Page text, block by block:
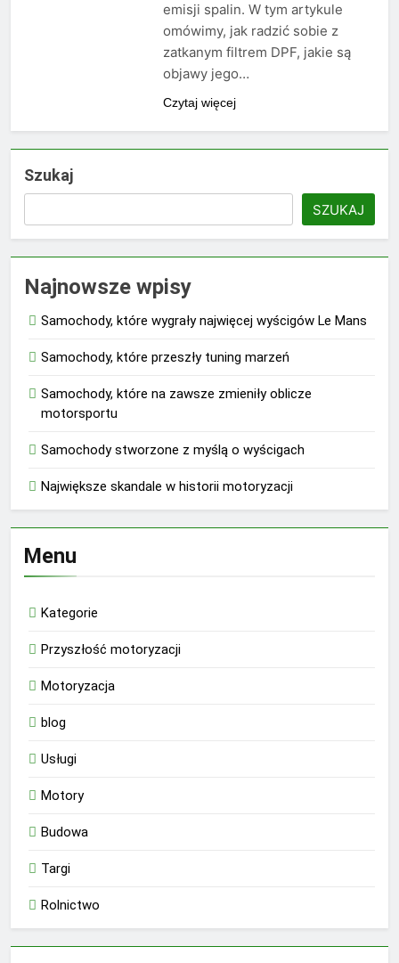
emisji spalin. W tym artykule
omówimy, jak radzić sobie z
zatkanym filtrem DPF, jakie są
objawy jego…
Czytaj więcej
Szukaj
SZUKAJ
Najnowsze wpisy
Samochody, które wygrały najwięcej wyścigów Le Mans
Samochody, które przeszły tuning marzeń
Samochody, które na zawsze zmieniły oblicze
motorsportu
Samochody stworzone z myślą o wyścigach
Największe skandale w historii motoryzacji
Menu
Kategorie
Przyszłość motoryzacji
Motoryzacja
blog
Usługi
Motory
Budowa
Targi
Rolnictwo